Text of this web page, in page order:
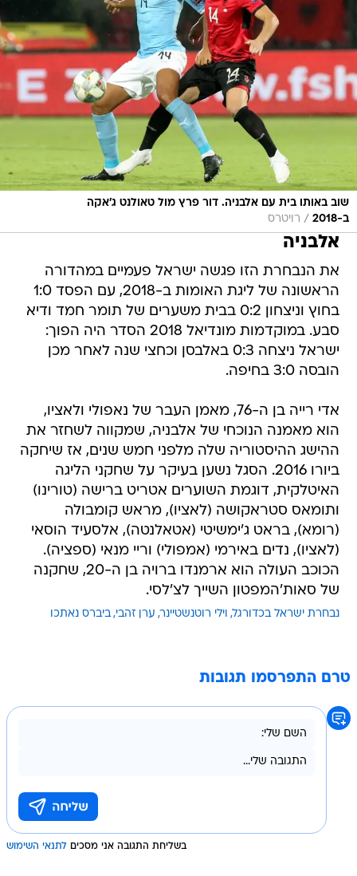
שוב באותו בית עם אלבניה. דור פרץ מול טאולנט ג'אקה
ב-2018
/ רויטרס
אלבניה
את הנבחרת הזו פגשה ישראל פעמיים במהדורה
הראשונה של ליגת האומות ב-2018, עם הפסד 1:0
בחוץ וניצחון 0:2 בבית משערים של תומר חמד ודיא
סבע. במוקדמות מונדיאל 2018 הסדר היה הפוך:
ישראל ניצחה 0:3 באלבסן וכחצי שנה לאחר מכן
הובסה 3:0 בחיפה.
אדי רייה בן ה-76, מאמן העבר של נאפולי ולאציו,
הוא מאמנה הנוכחי של אלבניה, שמקווה לשחזר את
ההישג ההיסטוריה שלה מלפני חמש שנים, אז שיחקה
ביורו 2016. הסגל נשען בעיקר על שחקני הליגה
האיטלקית, דוגמת השוערים אטריט ברישה (טורינו)
ותומאס סטראקושה (לאציו), מראש קומבולה
(רומא), בראט ג'ימשיטי (אטאלנטה), אלסעיד הוסאי
(לאציו), נדים באירמי (אמפולי) וריי מנאי (ספציה).
הכוכב העולה הוא ארמנדו ברויה בן ה-20, שחקנה
של סאות'המפטון השייך לצ'לסי.
נבחרת ישראל בכדורגל וילי רוטנשטיינר ערן זהבי ביברס נאתכו
טרם התפרסמו תגובות
בשליחת התגובה אני מסכים לתנאי השימוש